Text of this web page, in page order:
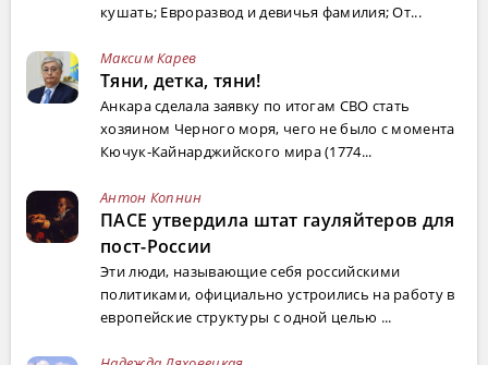
кушать; Евроразвод и девичья фамилия; От...
Максим Карев
Тяни, детка, тяни!
Анкара сделала заявку по итогам СВО стать
хозяином Черного моря, чего не было с момента
Кючук-Кайнарджийского мира (1774...
Антон Копнин
ПАСЕ утвердила штат гауляйтеров для
пост-России
Эти люди, называющие себя российскими
политиками, официально устроились на работу в
европейские структуры с одной целью ...